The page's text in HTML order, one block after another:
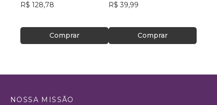
R$ 128,78
Comprar
R$ 39,99
Comprar
NOSSA MISSÃO